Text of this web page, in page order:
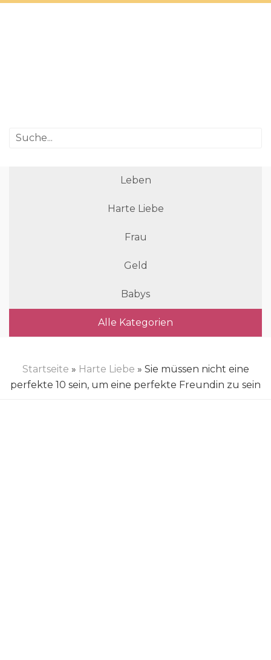
Leben
Harte Liebe
Frau
Geld
Babys
Alle Kategorien
Startseite » Harte Liebe » Sie müssen nicht eine
perfekte 10 sein, um eine perfekte Freundin zu sein